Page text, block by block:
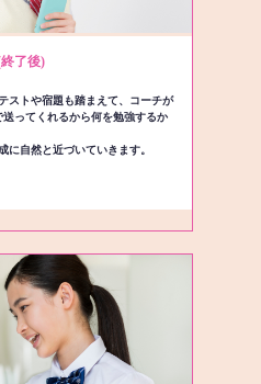
了後)
ストや宿題も踏まえて、コーチが
ってくれるから何を勉強するか
に自然と近づいていきます。